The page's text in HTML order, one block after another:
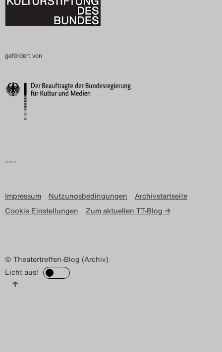
gefördert von
–––
Impressum Nutzungsbedingungen
Archivstartseite
Cookie Einstellungen
Zum aktuellen TT-Blog →
© Theatertreffen-Blog (Archiv)
Licht aus!
↑